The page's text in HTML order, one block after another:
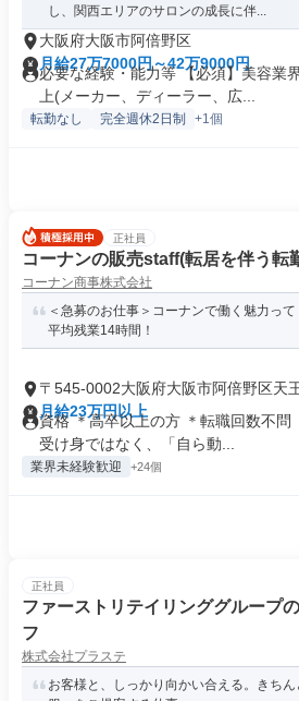
し、関西エリアのサロンの成長に伴...
大阪府大阪市阿倍野区
月給27万7000円～42万9000円
必要な経験・能力等 【必須】美容業
上(メーカー、ディーラー、広...
転勤なし 完全週休2日制 +1個
正社員
コーナンの販売staff(転居を伴う転
コーナン商事株式会社
＜急募のお仕事＞コーナンで働く魅力っ
平均残業14時間！
〒545-0002大阪府大阪市阿倍野区天王
南
月給23万円以上
資格 ＊高卒以上の方 ＊転職回数不問
受け身ではなく、「自ら動...
業界未経験歓迎 +24個
正社員
ファーストリテイリンググループ
フ
株式会社プラステ
お客様と、しっかり向かい合える。きち